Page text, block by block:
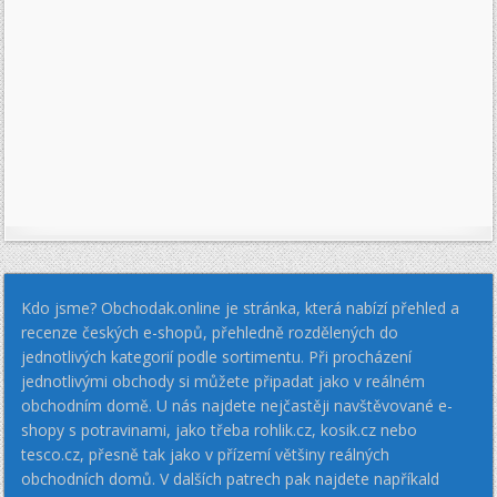
Kdo jsme? Obchodak.online je stránka, která nabízí přehled a
recenze českých e-shopů, přehledně rozdělených do
jednotlivých kategorií podle sortimentu. Při procházení
jednotlivými obchody si můžete připadat jako v reálném
obchodním domě. U nás najdete nejčastěji navštěvované e-
shopy s potravinami, jako třeba rohlik.cz, kosik.cz nebo
tesco.cz, přesně tak jako v přízemí většiny reálných
obchodních domů. V dalších patrech pak najdete napříkald